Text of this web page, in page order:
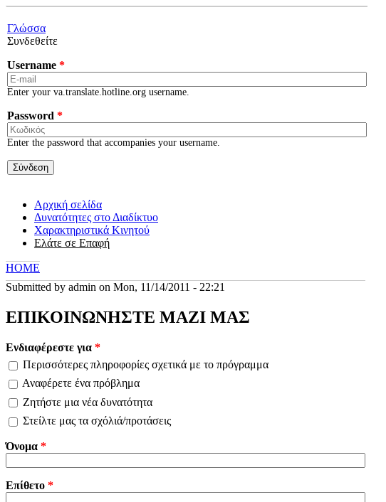
Γλώσσα
Συνδεθείτε
Username *
Enter your va.translate.hotline.org username.
Password *
Enter the password that accompanies your username.
Αρχική σελίδα
Δυνατότητες στο Διαδίκτυο
Χαρακτηριστικά Κινητού
Ελάτε σε Επαφή
YOU ARE HERE
HOME
Submitted by admin on Mon, 11/14/2011 - 22:21
ΕΠΙΚΟΙΝΩΝΗΣΤΕ ΜΑΖΙ ΜΑΣ
Ενδιαφέρεστε για *
Περισσότερες πληροφορίες σχετικά με το πρόγραμμα
Αναφέρετε ένα πρόβλημα
Ζητήστε μια νέα δυνατότητα
Στείλτε μας τα σχόλιά/προτάσεις
Όνομα *
Επίθετο *